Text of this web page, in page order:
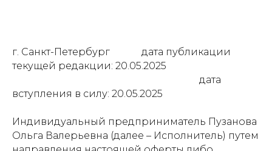
г. Санкт-Петербург дата публикации
текущей редакции: 20.05.2025
дата
вступления в силу: 20.05.2025
Индивидуальный предприниматель Пузанова
Ольга Валерьевна (далее – Исполнитель) путем